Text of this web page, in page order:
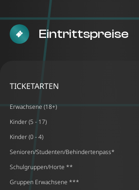
Eintrittspreise
TICKETARTEN
Erwachsene (18+)
Kinder (5 - 17)
Kinder (0 - 4)
Senioren/Studenten/Behindertenpass*
Schulgruppen/Horte **
Gruppen Erwachsene ***